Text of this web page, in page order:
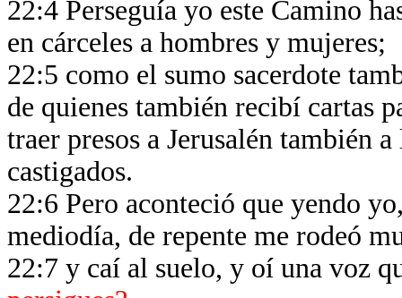
22:4 Perseguía yo este Camino
en cárceles a hombres y mujeres;
22:5 como el sumo sacerdote
de quienes también recibí cartas
traer presos a Jerusalén también
castigados.
22:6 Pero aconteció que yendo
mediodía, de repente me rodeó
22:7 y caí al suelo, y oí una voz